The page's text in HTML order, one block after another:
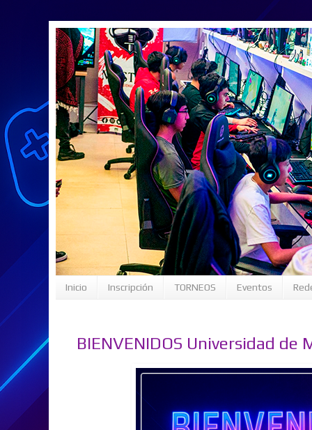
Inicio Inscripción TORNEOS Eventos
BIENVENIDOS Universidad de